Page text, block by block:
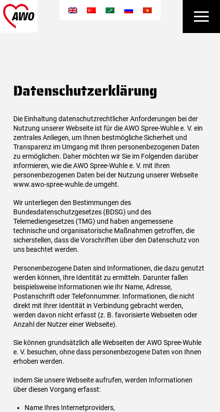
Datenschutzerklärung
Die Einhaltung datenschutzrechtlicher Anforderungen bei der
Nutzung unserer Webseite ist für die AWO Spree-Wuhle e. V. ein
zentrales Anliegen, um Ihnen bestmögliche Sicherheit und
Transparenz im Umgang mit Ihren personenbezogenen Daten
zu ermöglichen. Daher möchten wir Sie im Folgenden darüber
informieren, wie die AWO Spree-Wuhle e. V. mit Ihren
personenbezogenen Daten bei der Nutzung unserer Webseite
www.awo-spree-wuhle.de umgeht.
Wir unterliegen den Bestimmungen des
Bundesdatenschutzgesetzes (BDSG) und des
Telemediengesetzes (TMG) und haben angemessene
technische und organisatorische Maßnahmen getroffen, die
sicherstellen, dass die Vorschriften über den Datenschutz von
uns beachtet werden.
Personenbezogene Daten sind Informationen, die dazu genutzt
werden können, Ihre Identität zu ermitteln. Darunter fallen
beispielsweise Informationen wie Ihr Name, Adresse,
Postanschrift oder Telefonnummer. Informationen, die nicht
direkt mit Ihrer Identität in Verbindung gebracht werden,
werden davon nicht erfasst (z. B. favorisierte Webseiten oder
Anzahl der Nutzer einer Webseite).
Sie können grundsätzlich alle Webseiten der AWO Spree-Wuhle
e. V. besuchen, ohne dass personenbezogene Daten von Ihnen
erhoben werden.
Indem Sie unsere Webseite aufrufen, werden Informationen
über diesen Vorgang erfasst:
Name Ihres Internetproviders,